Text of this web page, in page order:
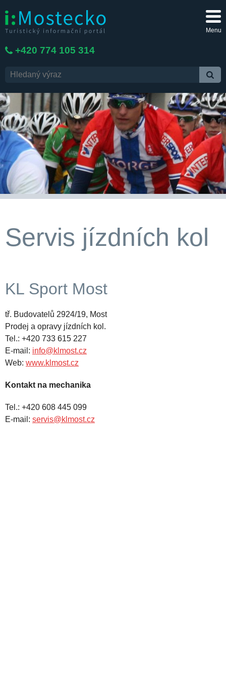
Menu
+420 774 105 314
Servis jízdních kol
KL Sport Most
tř. Budovatelů 2924/19, Most
Prodej a opravy jízdních kol.
Tel.: +420 733 615 227
E-mail: info@klmost.cz
Web: www.klmost.cz
Kontakt na mechanika
Tel.: +420 608 445 099
E-mail: servis@klmost.cz